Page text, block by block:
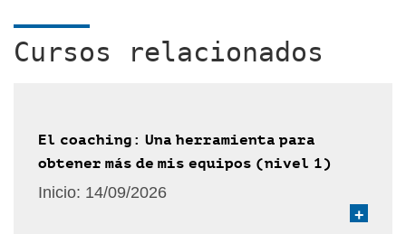
Cursos relacionados
El coaching: Una herramienta para
obtener más de mis equipos (nivel 1)
Inicio: 14/09/2026
+